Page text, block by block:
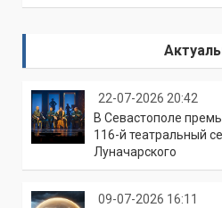
22-07-2026 20:42
В Севастополе
116-й театральный
Луначарского
09-07-2026 16:11